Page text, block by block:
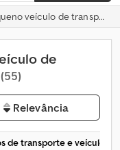
veículo de transporte
de
(55)
Relevância
de transporte e veículos